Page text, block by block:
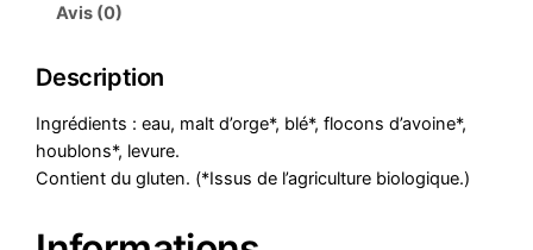
Avis (0)
Description
Ingrédients : eau, malt d’orge*, blé*, flocons d’avoine*,
houblons*, levure.
Contient du gluten. (*Issus de l’agriculture biologique.)